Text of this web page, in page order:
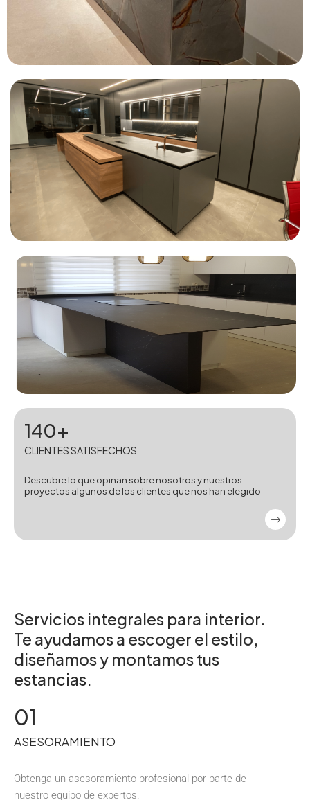
140+
CLIENTES SATISFECHOS
Descubre lo que opinan sobre nosotros y nuestros
proyectos algunos de los clientes que nos han elegido
Servicios integrales para interior.
Te ayudamos a escoger el estilo,
diseñamos y montamos tus
estancias.
01
ASESORAMIENTO
Obtenga un asesoramiento profesional por parte de
nuestro equipo de expertos.